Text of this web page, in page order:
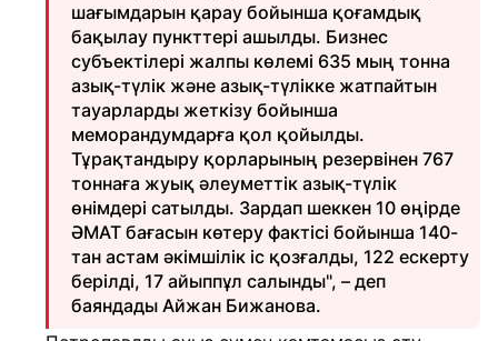
шағымдарын қарау бойынша қоғамдық
бақылау пункттері ашылды. Бизнес
субъектілері жалпы көлемі 635 мың тонна
азық-түлік және азық-түлікке жатпайтын
тауарларды жеткізу бойынша
меморандумдарға қол қойылды.
Тұрақтандыру қорларының резервінен 767
тоннаға жуық әлеуметтік азық-түлік
өнімдері сатылды. Зардап шеккен 10 өңірде
ӘМАТ бағасын көтеру фактісі бойынша 140-
тан астам әкімшілік іс қозғалды, 122 ескерту
берілді, 17 айыппұл салынды", – деп
баяндады Айжан Бижанова.